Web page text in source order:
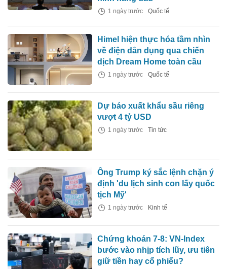
1 ngày trước Quốc tế
Himel hiện thực hóa tầm nhìn
về điện dân dụng qua chiến
dịch Dream Home toàn cầu
1 ngày trước Quốc tế
Dự báo xuất khẩu sầu riêng
vượt 4 tỷ USD
1 ngày trước Tin tức
Ông Trump ký sắc lệnh chặn ý
định 'du lịch sinh con lấy quốc
tịch Mỹ'
1 ngày trước Kinh tế
Chứng khoán 7-8: VN-Index
bước vào nhịp tích lũy, ưu tiên
giữ tiền hay cổ phiếu?